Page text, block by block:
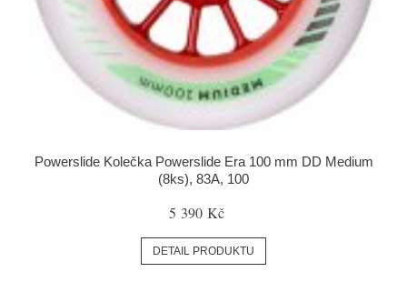
Powerslide Kolečka Powerslide Era 100 mm DD Medium
(8ks), 83A, 100
5 390 Kč
DETAIL PRODUKTU